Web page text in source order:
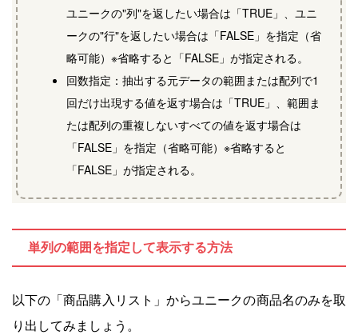
ユニークの"列"を返したい場合は「TRUE」、ユニ
ークの"行"を返したい場合は「FALSE」を指定（省
略可能）※省略すると 「FALSE」が指定される。
回数指定：抽出する元データの範囲または配列で1
回だけ出現する値を返す場合は「TRUE」、範囲ま
たは配列の重複しないすべての値を返す場合は
「FALSE」を指定（省略可能）※省略すると
「FALSE」が指定される。
単列の範囲を指定して表示する方法
以下の「商品購入リスト」からユニークの商品名のみを取
り出してみましょう。